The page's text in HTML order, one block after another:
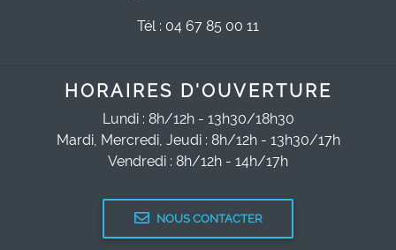
Tél : 04 67 85 00 11
HORAIRES D'OUVERTURE
Lundi : 8h/12h - 13h30/18h30
Mardi, Mercredi, Jeudi : 8h/12h - 13h30/17h
Vendredi : 8h/12h - 14h/17h
NOUS CONTACTER